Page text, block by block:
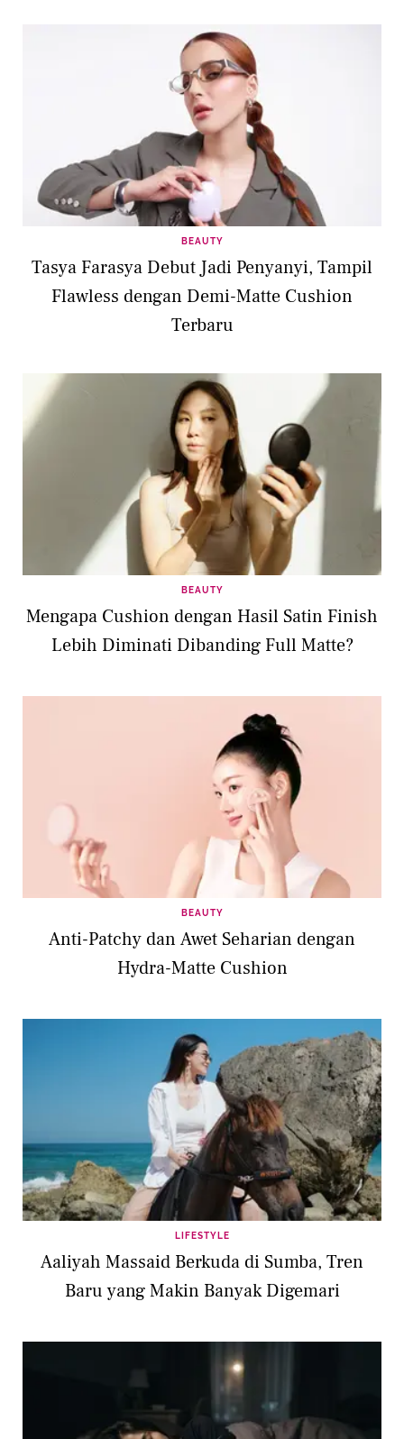
BEAUTY
Tasya Farasya Debut Jadi Penyanyi, Tampil
Flawless dengan Demi-Matte Cushion
Terbaru
BEAUTY
Mengapa Cushion dengan Hasil Satin Finish
Lebih Diminati Dibanding Full Matte?
BEAUTY
Anti-Patchy dan Awet Seharian dengan
Hydra-Matte Cushion
LIFESTYLE
Aaliyah Massaid Berkuda di Sumba, Tren
Baru yang Makin Banyak Digemari